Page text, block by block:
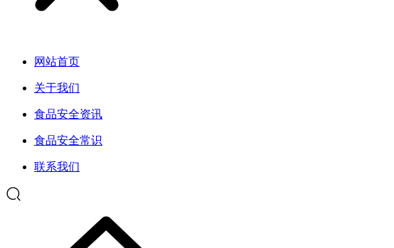
网站首页
关于我们
食品安全资讯
食品安全常识
联系我们